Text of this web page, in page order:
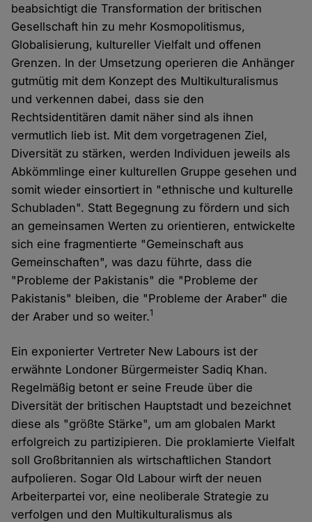
beabsichtigt die Transformation der britischen
Gesellschaft hin zu mehr Kosmopolitismus,
Globalisierung, kultureller Vielfalt und offenen
Grenzen. In der Umsetzung operieren die Anhänger
gutmütig mit dem Konzept des Multikulturalismus
und verkennen dabei, dass sie den
Rechtsidentitären damit näher sind als ihnen
vermutlich lieb ist. Mit dem vorgetragenen Ziel,
Diversität zu stärken, werden Individuen jeweils als
Abkömmlinge einer kulturellen Gruppe gesehen und
somit wieder einsortiert in "ethnische und kulturelle
Schubladen". Statt Begegnung zu fördern und sich
an gemeinsamen Werten zu orientieren, entwickelte
sich eine fragmentierte "Gemeinschaft aus
Gemeinschaften", was dazu führte, dass die
"Probleme der Pakistanis" die "Probleme der
Pakistanis" bleiben, die "Probleme der Araber" die
der Araber und so weiter.1
Ein exponierter Vertreter New Labours ist der
erwähnte Londoner Bürgermeister Sadiq Khan.
Regelmäßig betont er seine Freude über die
Diversität der britischen Hauptstadt und bezeichnet
diese als "größte Stärke", um am globalen Markt
erfolgreich zu partizipieren. Die proklamierte Vielfalt
soll Großbritannien als wirtschaftlichen Standort
aufpolieren. Sogar Old Labour wirft der neuen
Arbeiterpartei vor, eine neoliberale Strategie zu
verfolgen und den Multikulturalismus als